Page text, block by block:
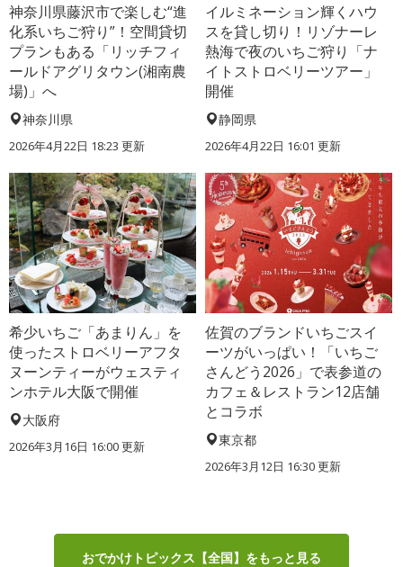
神奈川県藤沢市で楽しむ“進
化系いちご狩り”！空間貸切
プランもある「リッチフィ
ールドアグリタウン(湘南農
場)」へ
神奈川県
2026年4月22日 18:23 更新
イルミネーション輝くハウ
スを貸し切り！リゾナーレ
熱海で夜のいちご狩り「ナ
イトストロベリーツアー」
開催
静岡県
2026年4月22日 16:01 更新
希少いちご「あまりん」を
使ったストロベリーアフタ
ヌーンティーがウェスティ
ンホテル大阪で開催
大阪府
2026年3月16日 16:00 更新
佐賀のブランドいちごスイ
ーツがいっぱい！「いちご
さんどう2026」で表参道の
カフェ＆レストラン12店舗
とコラボ
東京都
2026年3月12日 16:30 更新
おでかけトピックス【全国】をもっと見る